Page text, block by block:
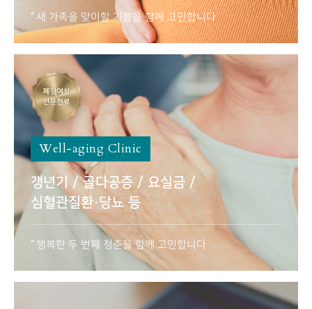
새 가족을 맞이할 기쁨을 함께 고민합니다
Well-aging Clinic
갱년기 / 골다공증 / 요실금 /
심혈관질환·당뇨 등
행복한 두 번째 청춘을 함께 고민합니다